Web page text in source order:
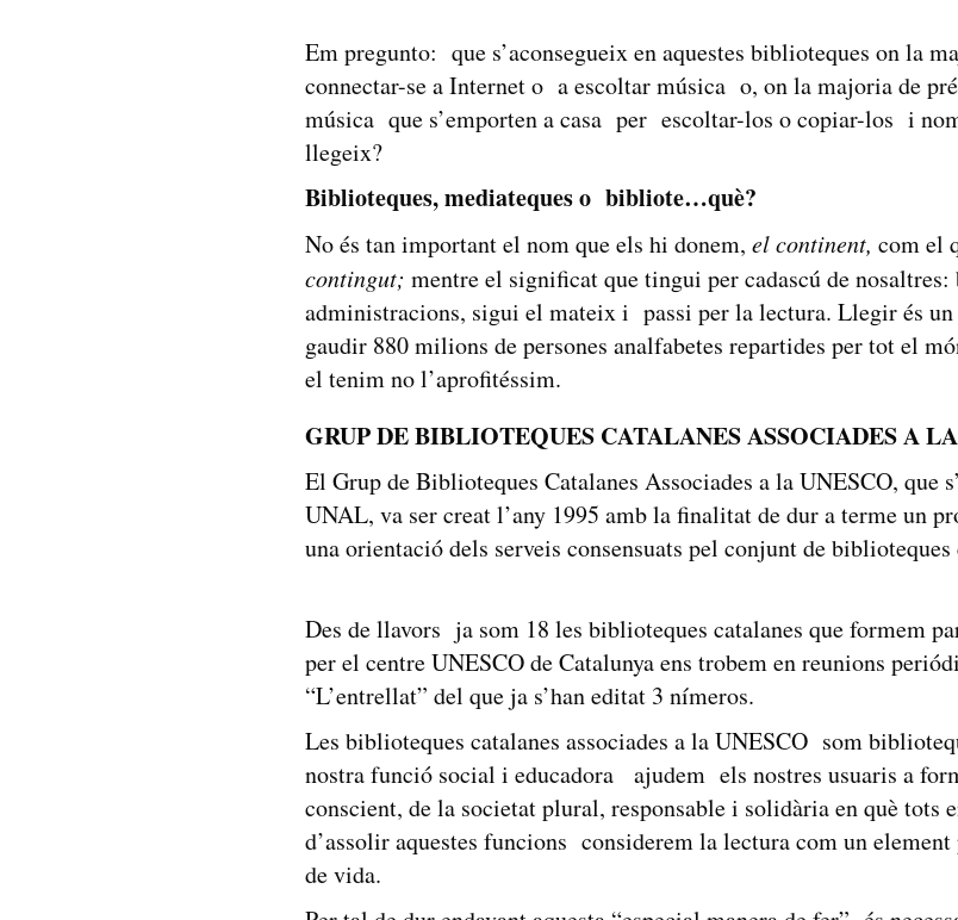
Em pregunto: que s’aconsegueix en aquestes biblioteques on la
connectar-se a Internet o a escoltar música o, on la majoria de
música que s’emporten a casa per escoltar-los o copiar-los i
llegeix?
Biblioteques, mediateques o bibliote…què?
No és tan important el nom que els hi donem,el continent, com el
contingut; mentre el significat que tingui per cadascú de
administracions, sigui el mateix i passi per la lectura. Llegir és
gaudir 880 milions de persones analfabetes repartides per tot el
el tenim no l’aprofitéssim.
GRUP DE BIBLIOTEQUES CATALANES ASSOCIADES A
El Grup de Biblioteques Catalanes Associades a la UNESCO, que
UNAL, va ser creat l’any 1995 amb la finalitat de dur a terme un
una orientació dels serveis consensuats pel conjunt de biblioteques
Des de llavors ja som 18 les biblioteques catalanes que formem
per el centre UNESCO de Catalunya ens trobem en reunions
“L’entrellat” del que ja s’han editat 3 nímeros.
Les biblioteques catalanes associades a la UNESCO som
nostra funció social i educadora ajudem els nostres usuaris a
conscient, de la societat plural, responsable i solidària en què tots
d’assolir aquestes funcions considerem la lectura com un
de vida.